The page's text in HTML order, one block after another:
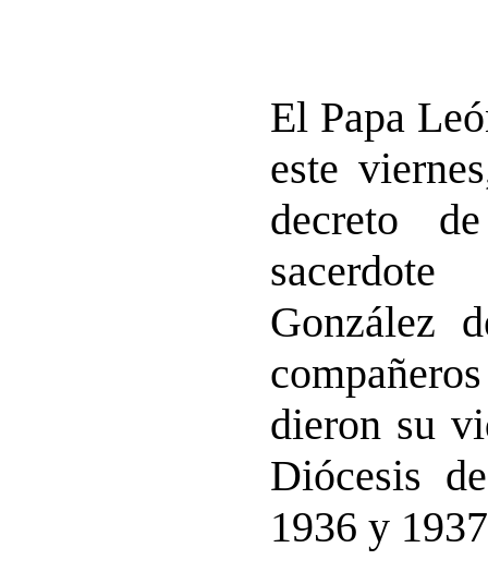
El Papa
este
decreto
sacerdote
González
dieron su
Diócesis
1936 y